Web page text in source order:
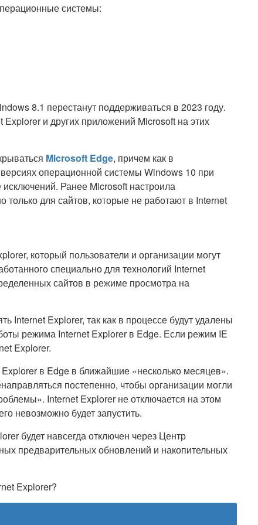
системы:
8.1 перестанут поддерживаться в 2023 году.
и других приложений Microsoft на этих
Microsoft Edge, причем как в
операционной системы Windows 10 при
исключений. Ранее Microsoft настроила
для сайтов, которые не работают в Internet
который пользователи и организации могут
специально для технологий Internet
сайтов в режиме просмотра на
Internet Explorer, так как в процессе будут удалены
режима Internet Explorer в Edge. Если режим IE
Explorer.
в Edge в ближайшие «несколько месяцев».
постепенно, чтобы организации могли
Internet Explorer не отключается на этом
невозможно будет запустить.
будет навсегда отключен через Центр
предварительных обновлений и накопительных
Explorer?